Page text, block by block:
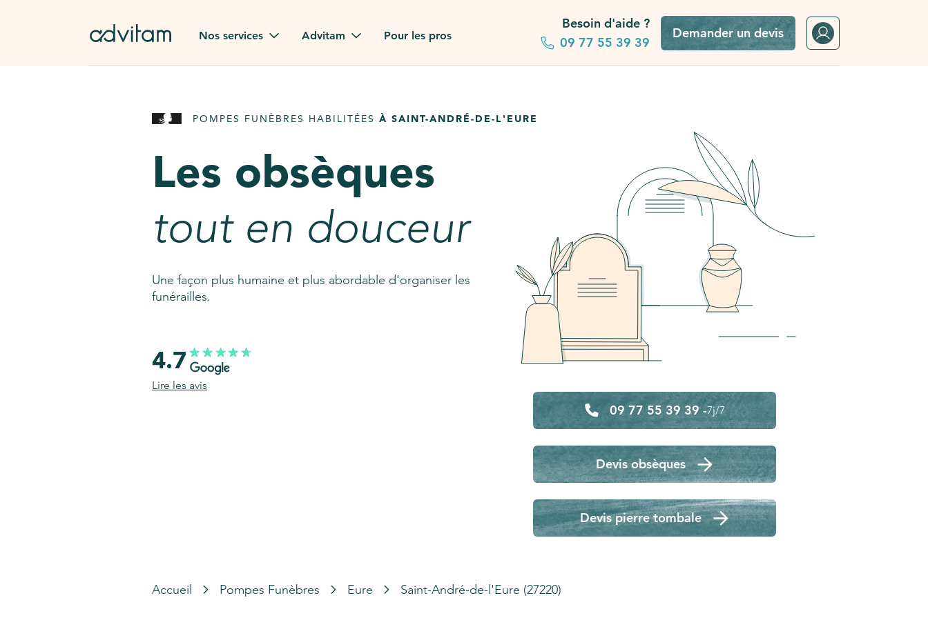
Nos services
Rapatriement à
Pierre tombale
AssistGPT
Nos services en plus
Advitam
Advitam dans la presse
Consultez notre FAQ
Pour les pros
Besoin d'aide ?
09 77 55 39 39
Demander un devis
POMPES FUNÈBRES HABILITÉES À SAINT-ANDRÉ-DE-L'EURE
Les obsèques
tout en douceur
Une façon plus humaine et plus abordable d'organiser les
funérailles.
09 77 55 39 39 -7j/7
Devis obsèques
Devis pierre tombale
4.7
Lire les avis
Accueil Pompes Funèbres Eure Saint-André-de-l'Eure (27220)